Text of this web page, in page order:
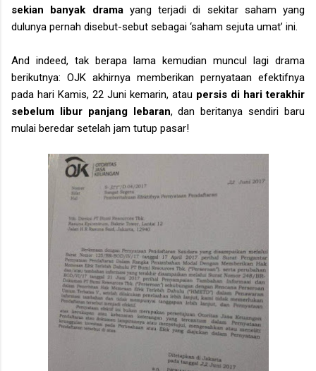
sekian banyak dramayang terjadi di sekitar saham yang
dulunya pernah disebut-sebut sebagai ‘saham sejuta umat’ ini.
And indeed, tak berapa lama kemudian muncul lagi drama
berikutnya: OJK akhirnya memberikan pernyataan efektifnya
pada hari Kamis, 22 Juni kemarin, atau persis di hari terakhir
sebelum libur panjang lebaran, dan beritanya sendiri baru
mulai beredar setelah jam tutup pasar!